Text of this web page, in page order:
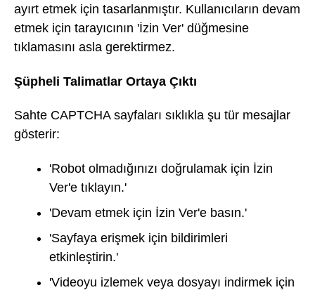
ayırt etmek için tasarlanmıştır. Kullanıcıların devam
etmek için tarayıcının 'İzin Ver' düğmesine
tıklamasını asla gerektirmez.
Şüpheli Talimatlar Ortaya Çıktı
Sahte CAPTCHA sayfaları sıklıkla şu tür mesajlar
gösterir:
'Robot olmadığınızı doğrulamak için İzin
Ver'e tıklayın.'
'Devam etmek için İzin Ver'e basın.'
'Sayfaya erişmek için bildirimleri
etkinleştirin.'
'Videoyu izlemek veya dosyayı indirmek için